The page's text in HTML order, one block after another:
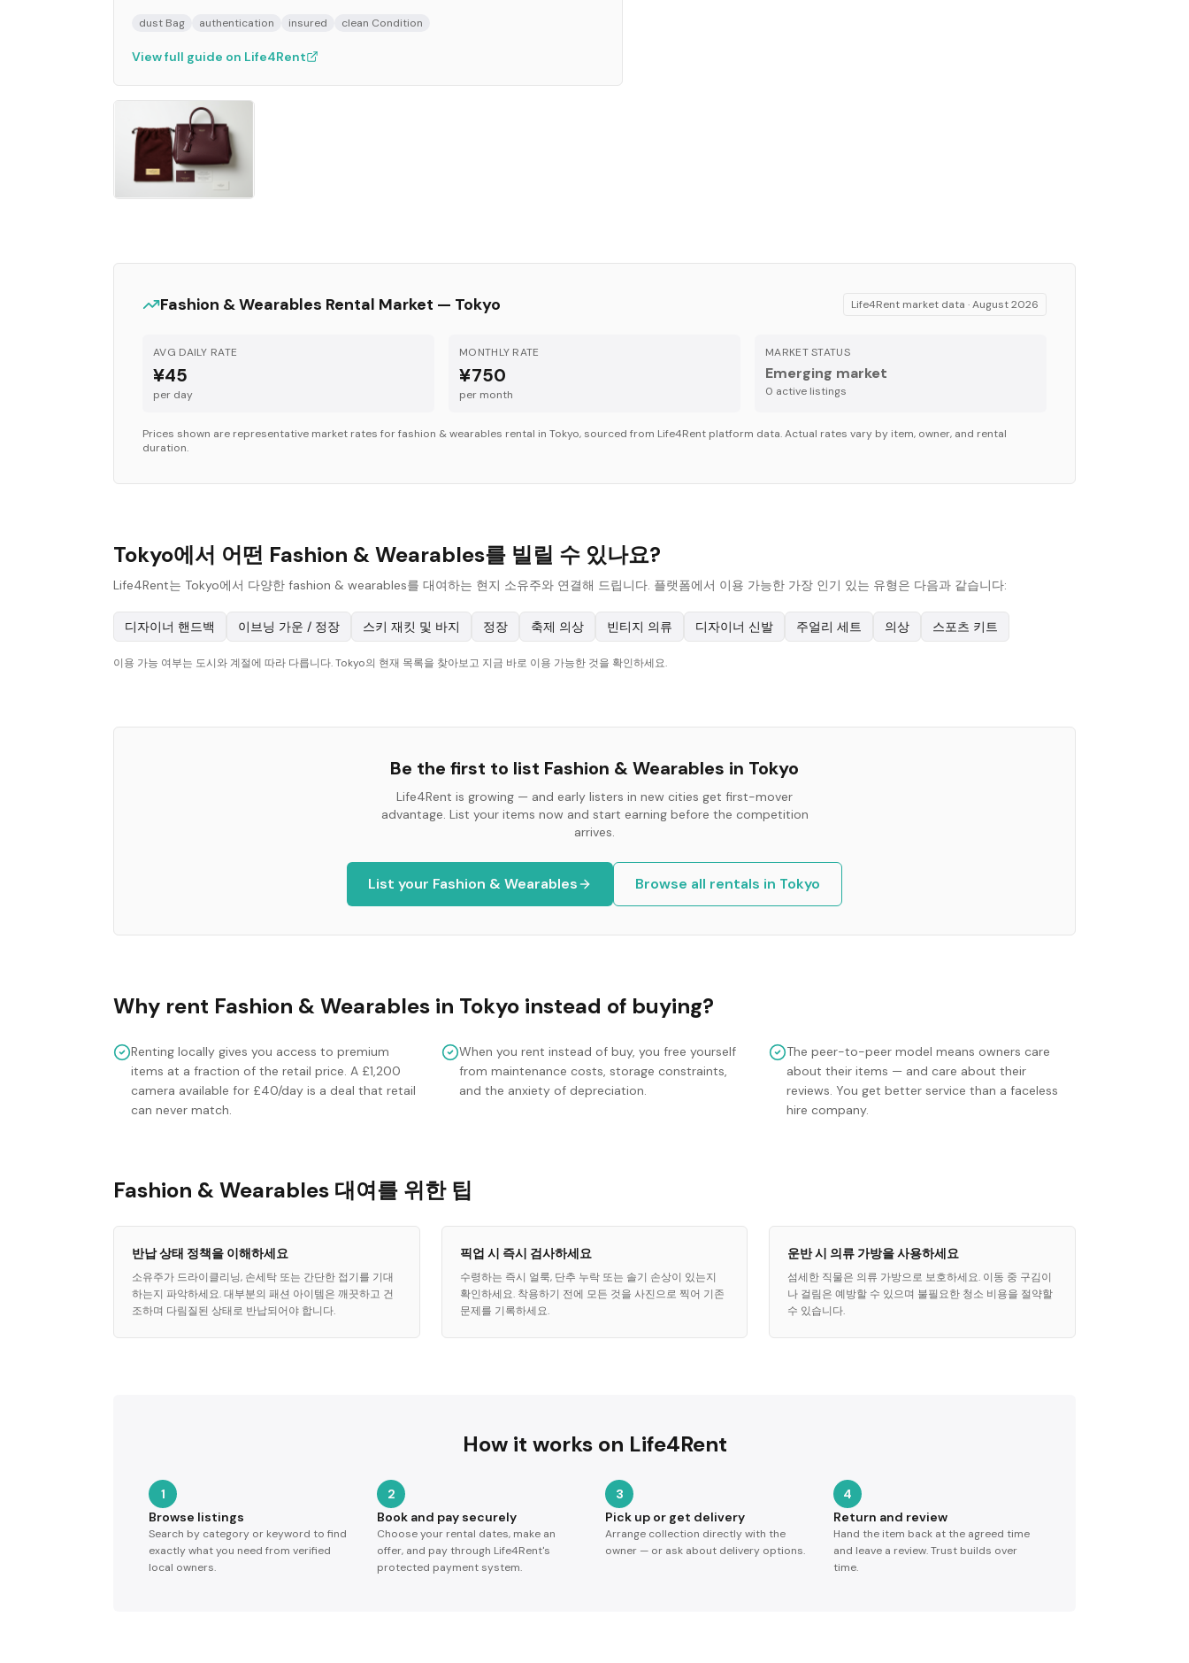
dust Bag authentication insured clean Condition
View full guide on Life4Rent
Fashion & Wearables Rental Market — Tokyo Life4Rent market data ·August 2026
AVG DAILY RATE
¥45
per day
MONTHLY RATE
¥750
per month
MARKET STATUS
Emerging market
0 active listings
Prices shown are representative market rates forfashion & wearables rental in Tokyo, sourced from Life4Rent platform data. Actual rates vary by item, owner, and rental
duration.
Tokyo에서 어떤 Fashion & Wearables를 빌릴 수 있나요?
Life4Rent는 Tokyo에서 다양한 fashion & wearables를 대여하는 현지 소유주와 연결해 드립니다. 플랫폼에서 이용 가능한 가장 인기 있는 유형은 다음과 같습니다:
디자이너 핸드백 이브닝 가운 / 정장 스키 재킷 및 바지 정장 축제 의상 빈티지 의류 디자이너 신발 주얼리 세트 의상 스포츠 키트
이용 가능 여부는 도시와 계절에 따라 다릅니다. Tokyo의 현재 목록을 찾아보고 지금 바로 이용 가능한 것을 확인하세요.
Be the first to list Fashion & Wearables in Tokyo
Life4Rent is growing — and early listers in new cities get first-mover
advantage. List your items now and start earning before the competition
arrives.
List your Fashion & Wearables Browse all rentals in Tokyo
Why rent Fashion & Wearables in Tokyo instead of buying?
Renting locally gives you access to premium
items at a fraction of the retail price. A £1,200
camera available for £40/day is a deal that retail
can never match.
When you rent instead of buy, you free yourself
from maintenance costs, storage constraints,
and the anxiety of depreciation.
The peer-to-peer model means owners care
about their items — and care about their
reviews. You get better service than a faceless
hire company.
Fashion & Wearables 대여를 위한 팁
반납 상태 정책을 이해하세요
소유주가 드라이클리닝, 손세탁 또는 간단한 접기를 기대
하는지 파악하세요. 대부분의 패션 아이템은 깨끗하고 건
조하며 다림질된 상태로 반납되어야 합니다.
픽업 시 즉시 검사하세요
수령하는 즉시 얼룩, 단추 누락 또는 솔기 손상이 있는지
확인하세요. 착용하기 전에 모든 것을 사진으로 찍어 기존
문제를 기록하세요.
운반 시 의류 가방을 사용하세요
섬세한 직물은 의류 가방으로 보호하세요. 이동 중 구김이
나 걸림은 예방할 수 있으며 불필요한 청소 비용을 절약할
수 있습니다.
How it works on Life4Rent
1
Browse listings
Search by category or keyword to find
exactly what you need from verified
local owners.
2
Book and pay securely
Choose your rental dates, make an
offer, and pay through Life4Rent's
protected payment system.
3
Pick up or get delivery
Arrange collection directly with the
owner — or ask about delivery options.
4
Return and review
Hand the item back at the agreed time
and leave a review. Trust builds over
time.